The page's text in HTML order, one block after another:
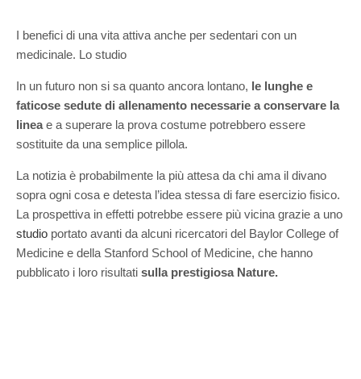
I benefici di una vita attiva anche per sedentari con un
medicinale. Lo studio
In un futuro non si sa quanto ancora lontano, le lunghe e
faticose sedute di allenamento necessarie a conservare la
lineae a superare la prova costume potrebbero essere
sostituite da una semplice pillola.
La notizia è probabilmente la più attesa da chi ama il divano
sopra ogni cosa e detesta l’idea stessa di fare esercizio fisico.
La prospettiva in effetti potrebbe essere più vicina grazie a uno
studio portato avanti da alcuni ricercatori del Baylor College of
Medicine e della Stanford School of Medicine, che hanno
pubblicato i loro risultati sulla prestigiosa Nature.